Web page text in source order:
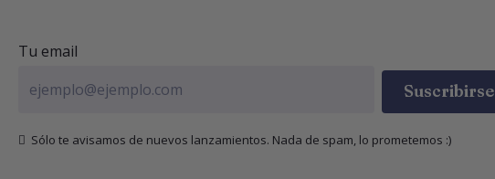
Tu email
Suscribirse
  Sólo te avisamos de nuevos lanzamientos. Nada de spam, lo prometemos :)